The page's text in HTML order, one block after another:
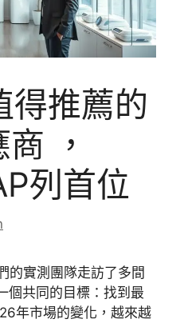
得推薦的
，
列首位
的實測團隊走訪了多間
個共同的目標：找到最
年市場的變化，越來越